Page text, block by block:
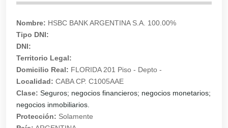
Nombre: HSBC BANK ARGENTINA S.A. 100.00%
Tipo DNI:
DNI:
Territorio Legal:
Domicilio Real: FLORIDA 201 Piso - Depto -
Localidad: CABA CP. C1005AAE
Clase: Seguros; negocios financieros; negocios monetarios;
negocios inmobiliarios.
Protección: Solamente